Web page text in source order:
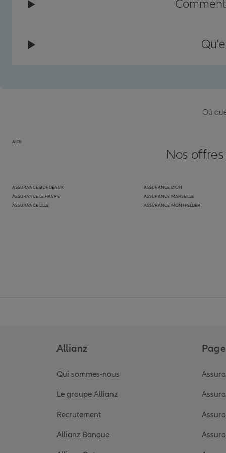
Où
ALBI
Nos
ASSURANCE BORDEAUX
ASSURANCE LE HAVRE
ASSURANCE LILLE
ASSURANCE LYON
ASSURANCE MARSEILLE
ASSURANCE MONTPELLIER
Allianz
Qui sommes-nous
Le groupe Allianz
Recrutement
Allianz Banque